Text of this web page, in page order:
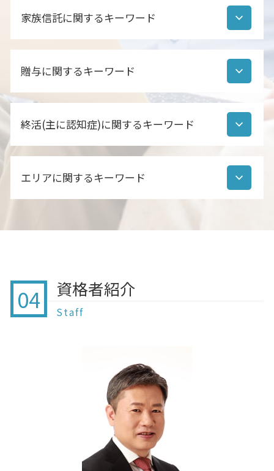
遺産分割協議書 ポイント
相続 手続き 流れ
遺産分割協議書とは
相続人調査 期間
相続 預金 流れ
相続手続き 代行 行政書士
相続財産調査 生前
相続財産調査 行政書士 費用
相続人 順位
相続人 範囲
遺産分割協議書 必要か
相続手続き 行政書士
後見人 相続人調査
遺言書作成
公正証書遺言 効力
公正証書遺言 どうやって
自筆証書遺言 遺産分割協議
遺言書 公正証書
自筆証書遺言 チェック
公正証書遺言 必要書類
公正証書遺言 作成方法
自筆証書遺言 公正証書遺言 違い
公正証書遺言 あるかどうか
公正証書遺言 費用 自分で
遺言とは 効力
遺言とは
公正証書遺言 認知症 効力
家族信託に関するキーワード
家族信託 親亡き後
家族信託 手順
家族信託 認知症対策
家族信託 契約書 公正証書
家族信託 相続
家族信託 家族以外
家族信託 やり方
家族信託 不動産
家族信託 流れ
家族信託 遺言 違い
贈与に関するキーワード
贈与契約書 作成しない
住宅 贈与 注意
贈与契約書 誰が書く
贈与契約書 作成していない
贈与 注意点
暦年贈与 注意点
暦年贈与 契約書
贈与 相談
孫 贈与 注意
暦年贈与 いつまで
暦年贈与 改正 2021
終活(主に認知症)に関するキーワード
終活 パスワード
終活 のための断捨離
認知症 現状と課題
終活 50代
終活 相続
終活 おひとりさま
終活 親に聞いておくこと
認知症 症状別対応
エリアに関するキーワード
相続 北総線 行政書士
遺言 佐倉
家族信託 八千代
遺言 成田
家族信託 印西市 行政書士
贈与 印西市 行政書士
遺言 印西市 行政書士
贈与 我孫子市 行政書士
贈与 八千代
04 資格者紹介
Staff